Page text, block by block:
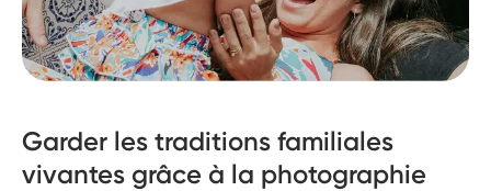
Garder les traditions familiales
vivantes grâce à la photographie